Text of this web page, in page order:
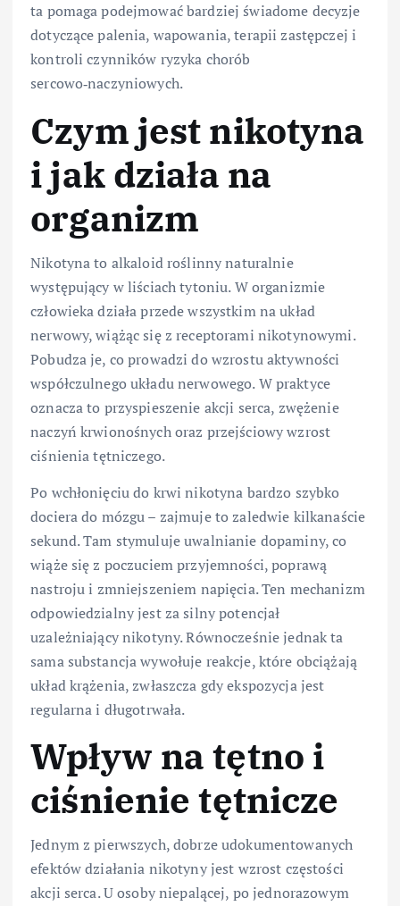
ta pomaga podejmować bardziej świadome decyzje
dotyczące palenia, wapowania, terapii zastępczej i
kontroli czynników ryzyka chorób
sercowo‑naczyniowych.
Czym jest nikotyna
i jak działa na
organizm
Nikotyna to alkaloid roślinny naturalnie
występujący w liściach tytoniu. W organizmie
człowieka działa przede wszystkim na układ
nerwowy, wiążąc się z receptorami nikotynowymi.
Pobudza je, co prowadzi do wzrostu aktywności
współczulnego układu nerwowego. W praktyce
oznacza to przyspieszenie akcji serca, zwężenie
naczyń krwionośnych oraz przejściowy wzrost
ciśnienia tętniczego.
Po wchłonięciu do krwi nikotyna bardzo szybko
dociera do mózgu – zajmuje to zaledwie kilkanaście
sekund. Tam stymuluje uwalnianie dopaminy, co
wiąże się z poczuciem przyjemności, poprawą
nastroju i zmniejszeniem napięcia. Ten mechanizm
odpowiedzialny jest za silny potencjał
uzależniający nikotyny. Równocześnie jednak ta
sama substancja wywołuje reakcje, które obciążają
układ krążenia, zwłaszcza gdy ekspozycja jest
regularna i długotrwała.
Wpływ na tętno i
ciśnienie tętnicze
Jednym z pierwszych, dobrze udokumentowanych
efektów działania nikotyny jest wzrost częstości
akcji serca. U osoby niepalącej, po jednorazowym